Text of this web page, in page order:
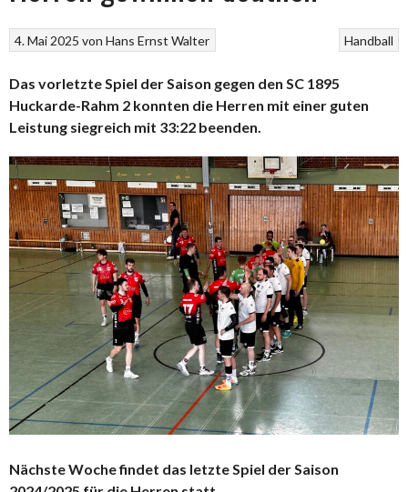
Handball
4. Mai 2025 vonHans Ernst Walter
Das vorletzte Spiel der Saison gegen den SC 1895
Huckarde-Rahm 2 konnten die Herren mit einer guten
Leistung siegreich mit 33:22 beenden.
Nächste Woche findet das letzte Spiel der Saison